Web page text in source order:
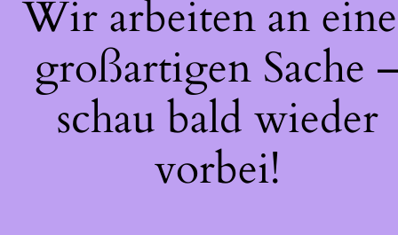
Wir arbeiten an
großartigen Sache
schau bald wieder
vorbei!